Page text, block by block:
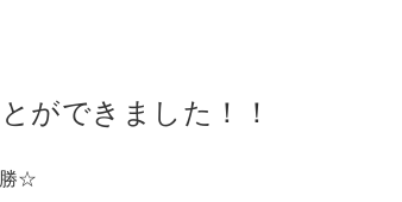
ができました！！
勝☆